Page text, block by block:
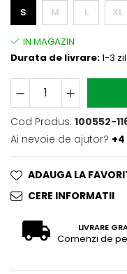
S
M L XL
Durata de livrare:1-3
Cod Produs: 100552-
Ai nevoie de ajutor?
ADAUGA LA
CERE INFORMATII
LIVRARE
Comenzi de